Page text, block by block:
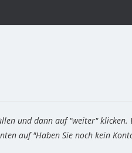
und dann auf "weiter" klicken.
auf "Haben Sie noch kein